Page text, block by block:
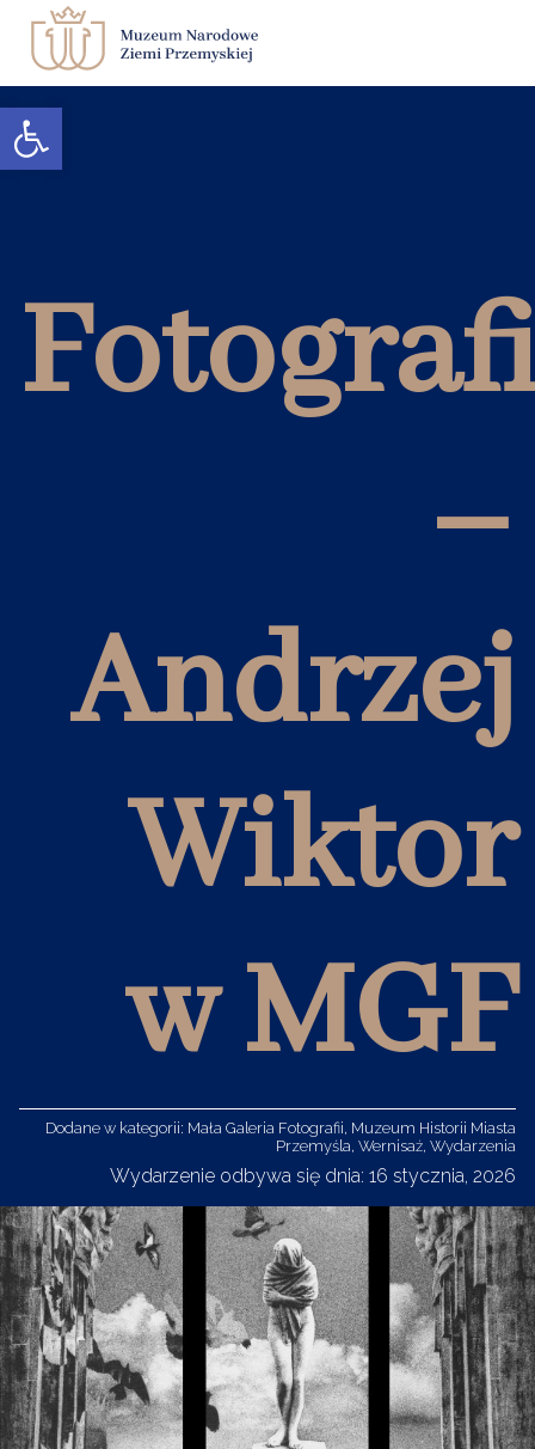
Otwórz pasek narzędzi
Kontakt
BIP
–
Andrzej
Wiktor
w MGF
Dodane w kategorii: Mała Galeria Fotografii, Muzeum Historii Miasta
Przemyśla, Wernisaż, Wydarzenia
Wydarzenie odbywa się dnia: 16 stycznia, 2026